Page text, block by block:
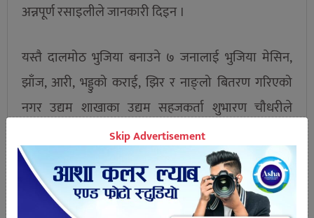
अन्नपूर्ण रसाइलीले जानकारी दिइन ।
यस्तै दालमोठ भुजिया बनाउने ७ जनालाई भुजिया मेसिन,
झाँज, आरी, भड्डुको कराई, झिर र नाङ्लो बितरण गरिएको
नगर उद्यम शाखाका उद्यम सहजकर्ता शुभारण चौधरीले
बताइन । चौधरीका अनुसार मोबाइल र मोटरसाइकल मर्मत
गर्ने ५ जनालाई टुल बक्स, चिम्टा, पिलास र सोल्डर आइरन र
तेस्मा प्रयोग हुने पेस्टर थर्मल प्रदान गरिएको छ ।
Skip Advertisement